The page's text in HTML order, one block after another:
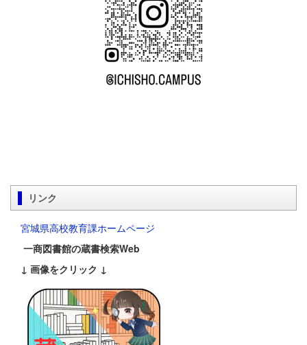
リンク
宮城県高校教育課ホームページ
一商図書館の蔵書検索Web
↓ 画像をクリック ↓